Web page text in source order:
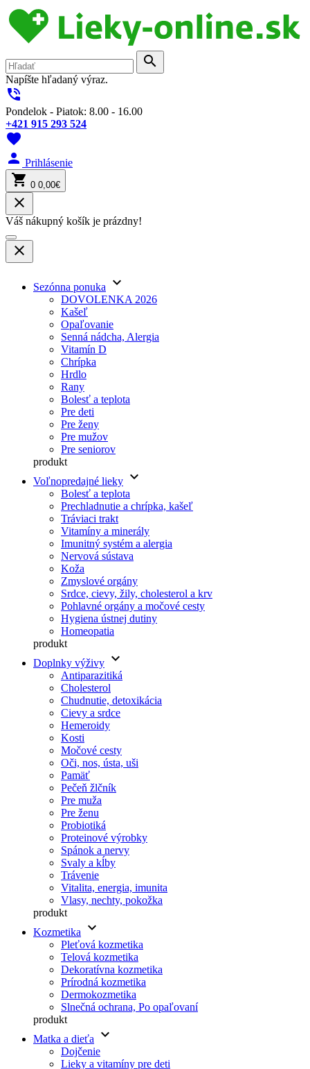
search
Napíšte hľadaný výraz.
phone_in_talk
Pondelok - Piatok: 8.00 - 16.00
+421 915 293 524
favorite
person Prihlásenie
shopping_cart 0 0,00€
close
Váš nákupný košík je prázdny!
close
Sezónna ponuka keyboard_arrow_down
DOVOLENKA 2026
Kašeľ
Opaľovanie
Senná nádcha, Alergia
Vitamín D
Chrípka
Hrdlo
Rany
Bolesť a teplota
Pre deti
Pre ženy
Pre mužov
Pre seniorov
produkt
Voľnopredajné lieky keyboard_arrow_down
Bolesť a teplota
Prechladnutie a chrípka, kašeľ
Tráviaci trakt
Vitamíny a minerály
Imunitný systém a alergia
Nervová sústava
Koža
Zmyslové orgány
Srdce, cievy, žily, cholesterol a krv
Pohlavné orgány a močové cesty
Hygiena ústnej dutiny
Homeopatia
produkt
Doplnky výživy keyboard_arrow_down
Antiparazitiká
Cholesterol
Chudnutie, detoxikácia
Cievy a srdce
Hemeroidy
Kosti
Močové cesty
Oči, nos, ústa, uši
Pamäť
Pečeň žlčník
Pre muža
Pre ženu
Probiotiká
Proteinové výrobky
Spánok a nervy
Svaly a kĺby
Trávenie
Vitalita, energia, imunita
Vlasy, nechty, pokožka
produkt
Kozmetika
keyboard_arrow_down
Pleťová kozmetika
Telová kozmetika
Dekoratívna kozmetika
Prírodná kozmetika
Dermokozmetika
Slnečná ochrana, Po opaľovaní
produkt
Matka a dieťa
keyboard_arrow_down
Dojčenie
Lieky a vitamíny pre deti